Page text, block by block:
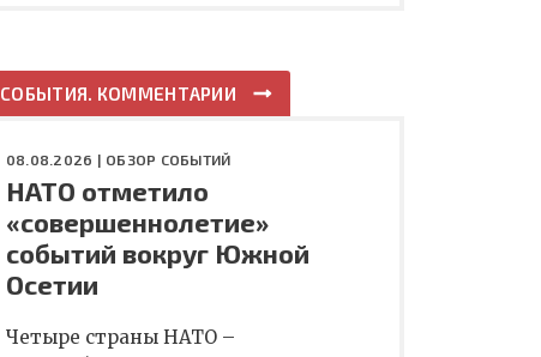
СОБЫТИЯ. КОММЕНТАРИИ
08.08.2026 | ОБЗОР СОБЫТИЙ
НАТО отметило
«совершеннолетие»
событий вокруг Южной
Осетии
Четыре страны НАТО –